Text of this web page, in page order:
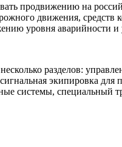
продвижению на
движения, средств
уровня аварийности и
разделов:
экипировка для
системы, специальный